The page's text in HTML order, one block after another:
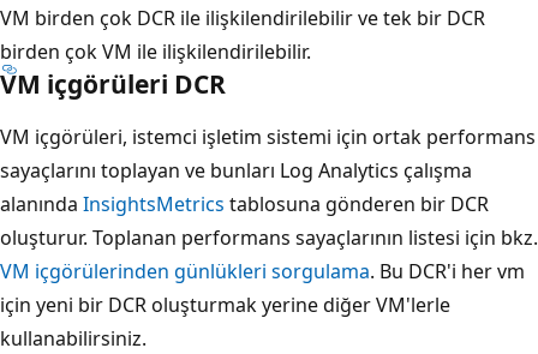
VM birden çok DCR ile ilişkilendirilebilir ve tek bir DCR
birden çok VM ile ilişkilendirilebilir.
VM içgörüleri DCR
VM içgörüleri, istemci işletim sistemi için ortak performans
sayaçlarını toplayan ve bunları Log Analytics çalışma
alanında InsightsMetrics tablosuna gönderen bir DCR
oluşturur. Toplanan performans sayaçlarının listesi için bkz.
VM içgörülerinden günlükleri sorgulama. Bu DCR'i her vm
için yeni bir DCR oluşturmak yerine diğer VM'lerle
kullanabilirsiniz.